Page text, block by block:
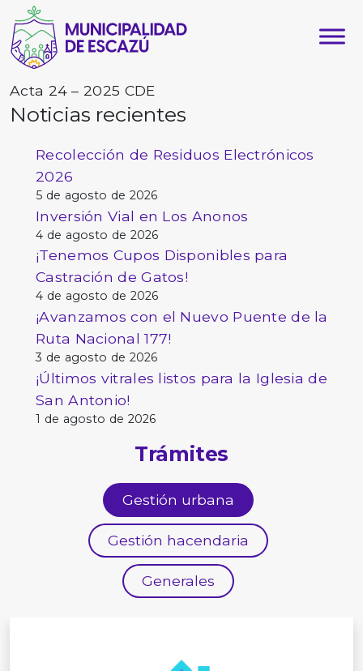
Acta 24 – 2025 CDE
Noticias recientes
Recolección de Residuos Electrónicos
2026
5 de agosto de 2026
Inversión Vial en Los Anonos
4 de agosto de 2026
¡Tenemos Cupos Disponibles para
Castración de Gatos!
4 de agosto de 2026
¡Avanzamos con el Nuevo Puente de la
Ruta Nacional 177!
3 de agosto de 2026
¡Últimos vitrales listos para la Iglesia de
San Antonio!
1 de agosto de 2026
Trámites
Gestión urbana
Gestión hacendaria
Generales